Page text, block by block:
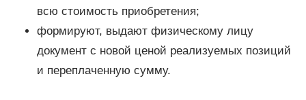
всю стоимость приобретения;
формируют, выдают физическому лицу
документ с новой ценой реализуемых позиций
и переплаченную сумму.